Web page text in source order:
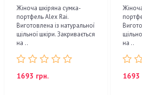
Жіноча шкіряна сумка-
портфель Alex Rai.
Виготовлена ​​із натуральної
щільної шкіри. Закривається
на ..
1693 грн.
на ..
1693